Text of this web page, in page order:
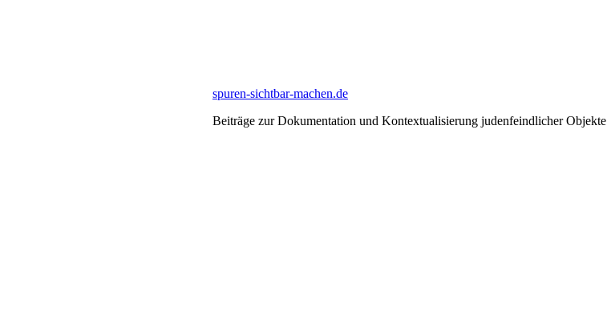
spuren-sichtbar-machen.de
Beiträge zur Dokumentation und Kontextualisierung judenfeindlicher Objekte